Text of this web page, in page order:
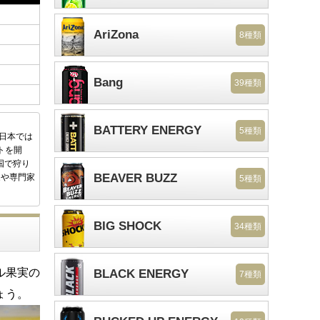
本では
を開
で狩り
専門家
果実の
。
AriZona 8種類
Bang 39種類
BATTERY ENERGY 5種類
BEAVER BUZZ 5種類
BIG SHOCK 34種類
BLACK ENERGY 7種類